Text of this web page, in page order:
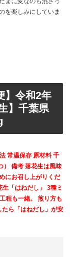
を楽しみにしていま
令和2年
】千葉県
常温保存 原材料 千
） 備考 落花生は風味
にお召し上がりくだ
「はねだし」 3種ミ
程も一緒。 煎り方も
ら「はねだし」が安